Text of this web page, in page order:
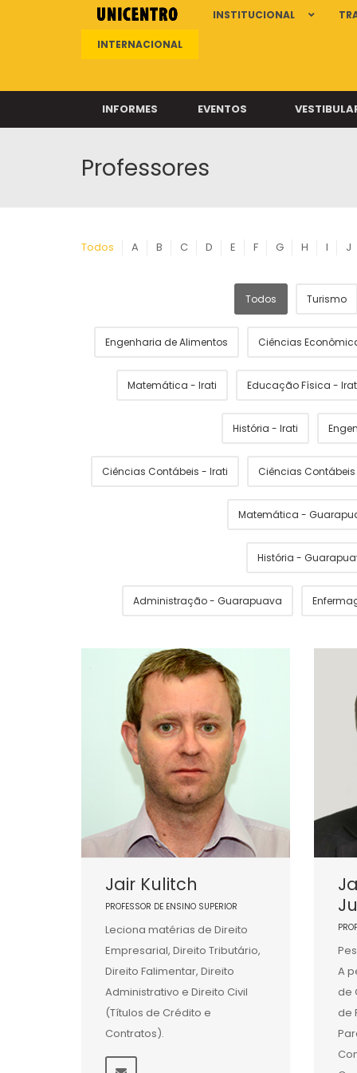
INSTITUCIONAL
INTERNACIONAL
INFORMES EVENTOS
Professores
Todos A B C D E F G H I J
Todos Turismo
Engenharia de Alimentos Ciências
Matemática - Irati Educação Física -
História - Irati
Ciências Contábeis - Irati Ciências
Matemática -
História -
Administração - Guarapuava
Jair Kulitch
PROFESSOR DE ENSINO SUPERIOR
Leciona matérias de Direito
Empresarial, Direito Tributário,
Direito Falimentar, Direito
Administrativo e Direito Civil
(Títulos de Crédito e
Contratos).
A
de
de